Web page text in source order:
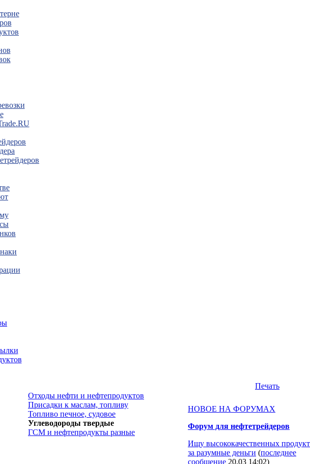
Печать
Отходы нефти и нефтепродуктов
Присадки к маслам, топливу
Топливо печное, судовое
Углеводороды твердые
ГСМ и нефтепродукты разные
НОВОЕ НА ФОРУМАХ
Форум для нефтетрейдеров
Ищу высококачественных продукт
за разумные деньги (последнее
сообщение 20.03 14:02)